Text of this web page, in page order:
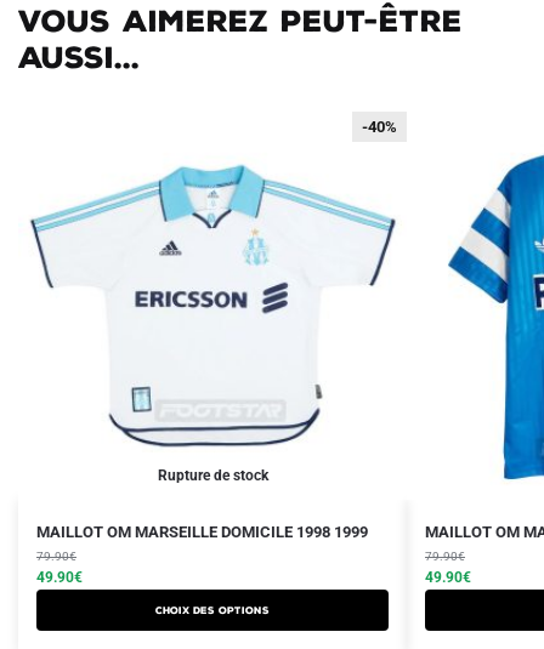
Vous aimerez peut-être
aussi...
Rupture de stock
-40%
-40%
MAILLOT OM MARSEILLE DOMICILE 1998 1999
79.90€
Le
prix
initial
était :
49.90€
Le
prix
actuel
est :
Choix des options
Ce
produit
a
MAILLOT OM
79.90€
Le
prix
initial
était :
49.90€
Le
prix
actuel
est :
Ce
produit
a